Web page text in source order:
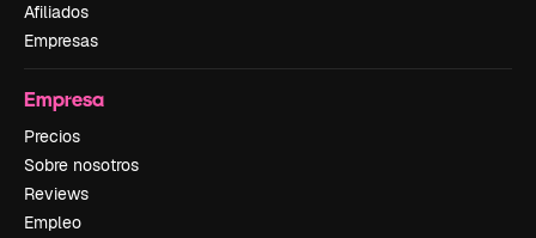
Afiliados
Empresas
Empresa
Precios
Sobre nosotros
Reviews
Empleo